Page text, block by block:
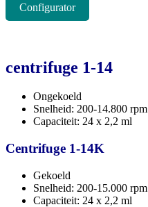
Configurator
centrifuge 1-14
Ongekoeld
Snelheid: 200-14.800 rpm
Capaciteit: 24 x 2,2 ml
Centrifuge 1-14K
Gekoeld
Snelheid: 200-15.000 rpm
Capaciteit: 24 x 2,2 ml